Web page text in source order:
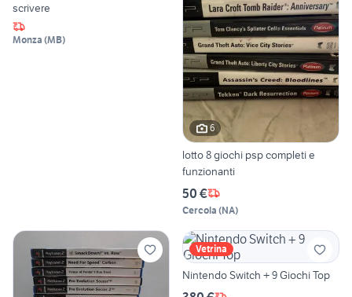
scrivere
Monza (MB)
6
lotto 8 giochi psp completi e
funzionanti
50 €
Cercola (NA)
Vetrina
Nintendo Switch + 9 Giochi Top